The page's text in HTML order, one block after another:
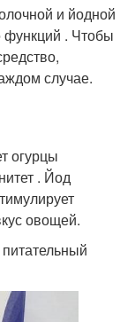
и йодной
функций . Чтобы
случае.
огурцы
. Йод
овощей.